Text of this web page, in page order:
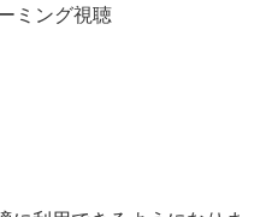
ミング視聴